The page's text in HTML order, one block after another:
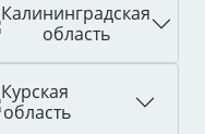
Калининградская
область
Курская
область